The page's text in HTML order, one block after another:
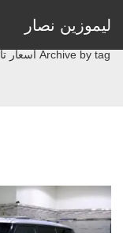
ليموزين نصار
Home
>